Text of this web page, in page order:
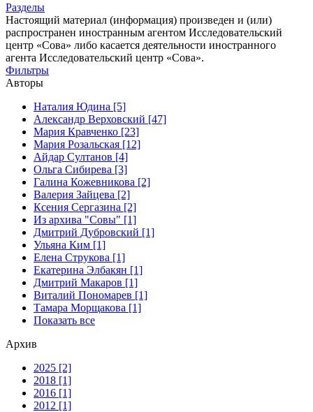
Разделы
Настоящий материал (информация) произведен и (или)
распространен иностранным агентом Исследовательский
центр «Сова» либо касается деятельности иностранного
агента Исследовательский центр «Сова».
Фильтры
Авторы
Наталия Юдина [5]
Александр Верховский [47]
Мария Кравченко [23]
Мария Розальская [12]
Айдар Султанов [4]
Ольга Сибирева [3]
Галина Кожевникова [2]
Валерия Зайцева [2]
Ксения Сергазина [2]
Из архива "Совы" [1]
Дмитрий Дубровский [1]
Ульяна Ким [1]
Елена Струкова [1]
Екатерина Элбакян [1]
Дмитрий Макаров [1]
Виталий Пономарев [1]
Тамара Морщакова [1]
Показать все
Архив
2025 [2]
2018 [1]
2016 [1]
2012 [1]